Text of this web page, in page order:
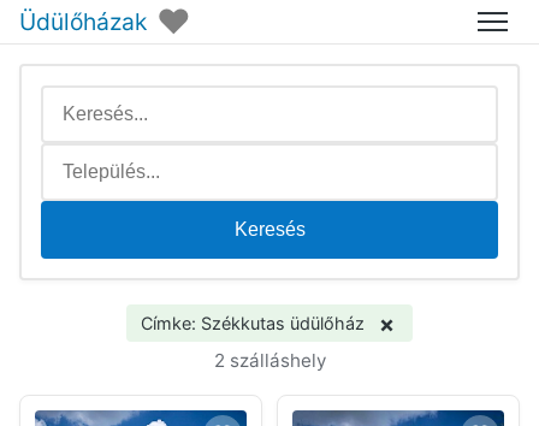
Üdülőházak ♥ Menü
Keresés
Címke: Székkutas üdülőház ×
2 szálláshely